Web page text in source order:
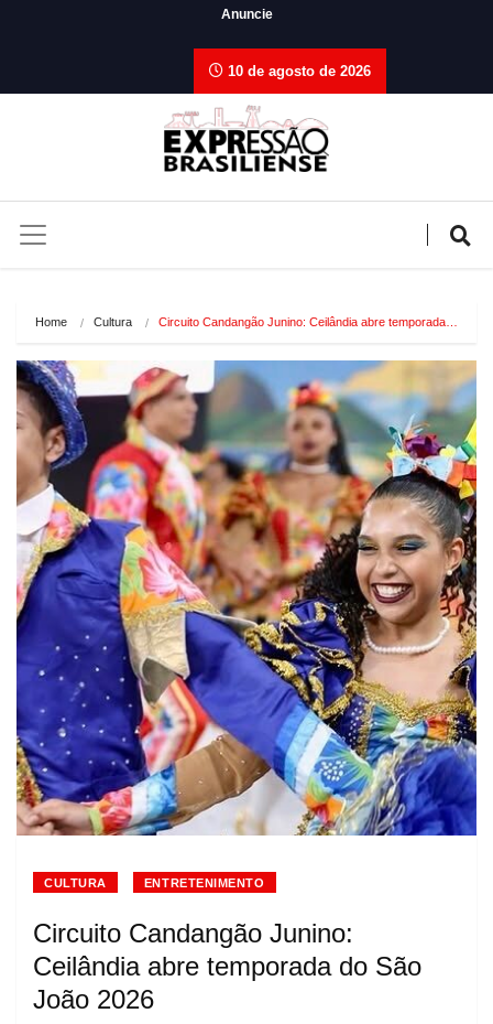
Anuncie
10 de agosto de 2026
Home Cultura Circuito Candangão Junino: Ceilândia abre temporada…
CULTURA ENTRETENIMENTO
Circuito Candangão Junino:
Ceilândia abre temporada do São
João 2026